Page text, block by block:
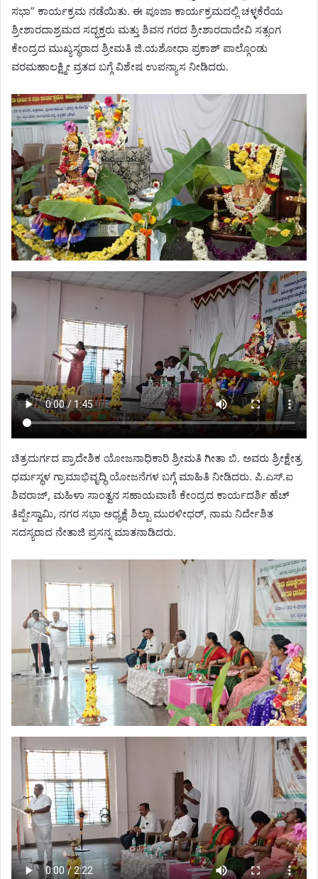
ಸಭಾ” ಕಾರ್ಯಕ್ರಮ ನಡೆಯಿತು‌. ಈ ಪೂಜಾ ಕಾರ್ಯಕ್ರಮದಲ್ಲಿ ಚಳ್ಳಕೆರೆಯ
ಶ್ರೀಶಾರದಾಶ್ರಮದ ಸದ್ಭಕ್ತರು ಮತ್ತು ಶಿವನ ಗರದ ಶ್ರೀಶಾರದಾದೇವಿ ಸತ್ಸಂಗ
ಕೇಂದ್ರದ ಮುಖ್ಯಸ್ಥರಾದ ಶ್ರೀಮತಿ ಜಿ.ಯಶೋಧಾ ಪ್ರಕಾಶ್ ಪಾಲ್ಗೊಂಡು
ವರಮಹಾಲಕ್ಷ್ಮೀ ವ್ರತದ ಬಗ್ಗೆ ವಿಶೇಷ ಉಪನ್ಯಾಸ ನೀಡಿದರು.
ಚಿತ್ರದುರ್ಗದ ಪ್ರಾದೇಶಿಕ ಯೋಜನಾಧಿಕಾರಿ ಶ್ರೀಮತಿ ಗೀತಾ ಬಿ. ಅವರು ಶ್ರೀಕ್ಷೇತ್ರ
ಧರ್ಮಸ್ಥಳ ಗ್ರಾಮಾಭಿವೃದ್ಧಿ ಯೋಜನೆಗಳ ಬಗ್ಗೆ ಮಾಹಿತಿ ನೀಡಿದರು. ಪಿ.ಎಸ್.ಐ
ಶಿವರಾಜ್, ಮಹಿಳಾ ಸಾಂತ್ವನ ಸಹಾಯವಾಣಿ ಕೇಂದ್ರದ ಕಾರ್ಯದರ್ಶಿ ಹೆಚ್
ತಿಪ್ಪೇಸ್ವಾಮಿ, ನಗರ ಸಭಾ ಅಧ್ಯಕ್ಷೆ ಶಿಲ್ಪಾ ಮುರಳೀಧರ್, ನಾಮ ನಿರ್ದೇಶಿತ
ಸದಸ್ಯರಾದ ನೇತಾಜಿ ಪ್ರಸನ್ನ ಮಾತನಾಡಿದರು.